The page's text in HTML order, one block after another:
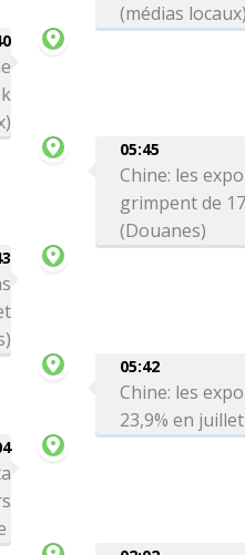
(médias locaux)
05:45
Chine: les
grimpent de
(Douanes)
05:42
Chine: les
23,9% en